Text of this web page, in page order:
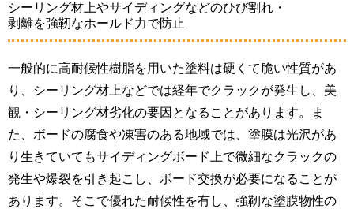
シーリング材上やサイディングなどのひび割れ・
剥離を強靭なホールド力で防止
一般的に高耐候性樹脂を用いた塗料は硬くて脆い性質があ
り、シーリング材上などでは経年でクラックが発生し、美
観・シーリング材劣化の要因となることがあります。ま
た、ボードの腐食や凍害のある地域では、塗膜は光沢があ
り生きていてもサイディングボード上で微細なクラックの
発生や爆裂を引き起こし、ボード交換が必要になることが
あります。そこで優れた耐候性を有し、強靭な塗膜物性の